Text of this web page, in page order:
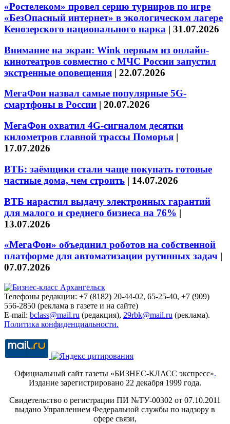
«Ростелеком» провел серию турниров по игре
«БезОпасный интернет» в экологическом лагере
Кенозерского национального парка | 31.07.2026
Внимание на экран: Wink первым из онлайн-
кинотеатров совместно с МЧС России запустил
экстренные оповещения | 22.07.2026
МегаФон назвал самые популярные 5G-
смартфоны в России | 20.07.2026
МегаФон охватил 4G-сигналом десятки
километров главной трассы Поморья |
17.07.2026
ВТБ: заёмщики стали чаще покупать готовые
частные дома, чем строить | 14.07.2026
ВТБ нарастил выдачу электронных гарантий
для малого и среднего бизнеса на 76% |
13.07.2026
«МегаФон» объединил роботов на собственной
платформе для автоматизации рутинных задач |
07.07.2026
Телефоны редакции: +7 (8182) 20-44-02, 65-25-40, +7 (909)
556-2850 (реклама в газете и на сайте)
E-mail: bclass@mail.ru (редакция), 29rbk@mail.ru (реклама).
Политика конфиденциальности.
Официальный сайт газеты «БИЗНЕС-КЛАСС экспресс».
Издание зарегистрировано 22 декабря 1999 года.
Свидетельство о регистрации ПИ №ТУ-00302 от 07.10.2011
выдано Управлением Федеральной службы по надзору в
сфере связи,